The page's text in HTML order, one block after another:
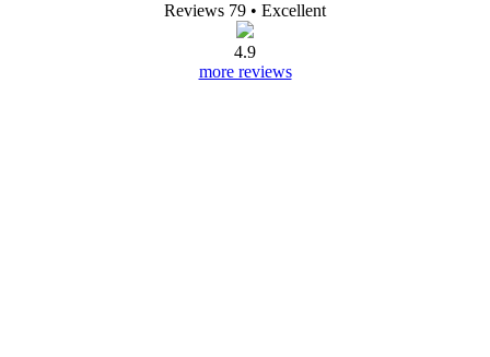
Reviews 79 • Excellent
4.9
more reviews